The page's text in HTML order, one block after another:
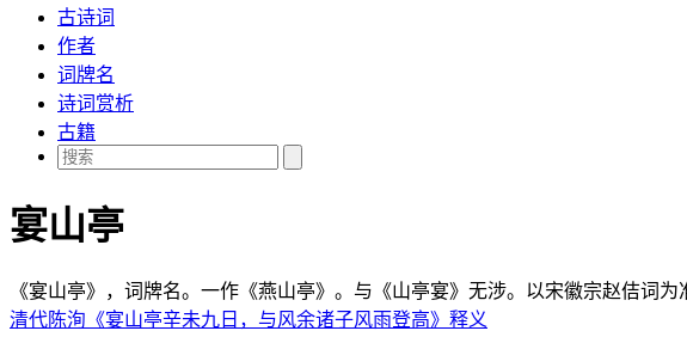
古诗词
作者
词牌名
诗词赏析
古籍
宴山亭
《宴山亭》，词牌名。一作《燕山亭》。与《山亭宴》无涉。以宋徽宗赵佶词
清代陈洵《宴山亭辛未九日，与风余诸子风雨登高》释义